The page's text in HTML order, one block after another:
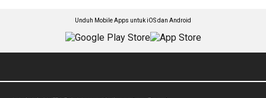
Unduh Mobile Apps untuk iOS dan Android